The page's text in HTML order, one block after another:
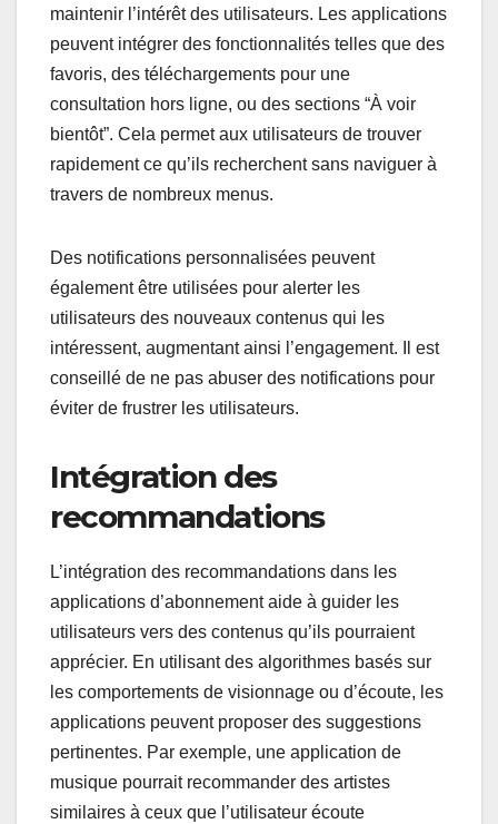
maintenir l’intérêt des utilisateurs. Les applications
peuvent intégrer des fonctionnalités telles que des
favoris, des téléchargements pour une
consultation hors ligne, ou des sections “À voir
bientôt”. Cela permet aux utilisateurs de trouver
rapidement ce qu’ils recherchent sans naviguer à
travers de nombreux menus.
Des notifications personnalisées peuvent
également être utilisées pour alerter les
utilisateurs des nouveaux contenus qui les
intéressent, augmentant ainsi l’engagement. Il est
conseillé de ne pas abuser des notifications pour
éviter de frustrer les utilisateurs.
Intégration des
recommandations
L’intégration des recommandations dans les
applications d’abonnement aide à guider les
utilisateurs vers des contenus qu’ils pourraient
apprécier. En utilisant des algorithmes basés sur
les comportements de visionnage ou d’écoute, les
applications peuvent proposer des suggestions
pertinentes. Par exemple, une application de
musique pourrait recommander des artistes
similaires à ceux que l’utilisateur écoute